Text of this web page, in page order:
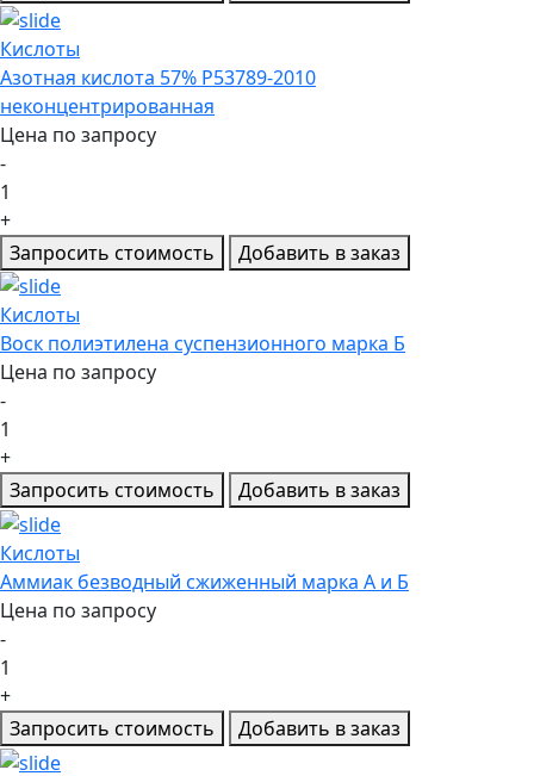
Кислоты
Азотная кислота 57% P53789-2010
неконцентрированная
Цена по запросу
-
1
+
Запросить стоимость
Добавить в заказ
Кислоты
Воск полиэтилена суспензионного марка Б
Цена по запросу
-
1
+
Запросить стоимость
Добавить в заказ
Кислоты
Аммиак безводный сжиженный марка А и Б
Цена по запросу
-
1
+
Запросить стоимость
Добавить в заказ